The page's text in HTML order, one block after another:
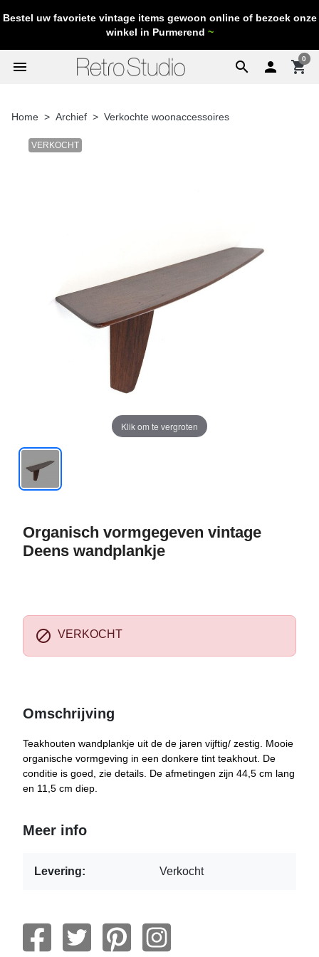
Bestel uw favoriete vintage items gewoon online of bezoek onze
winkel in Purmerend ~
search
menu  shopping_cart
0
Home Archief Verkochte woonaccessoires
VERKOCHT
Klik om te vergroten
Organisch vormgegeven vintage
Deens wandplankje
 VERKOCHT
Omschrijving
Teakhouten wandplankje uit de de jaren vijftig/ zestig. Mooie
organische vormgeving in een donkere tint teakhout. De
conditie is goed, zie details. De afmetingen zijn 44,5 cm lang
en 11,5 cm diep.
Meer info
Levering: Verkocht